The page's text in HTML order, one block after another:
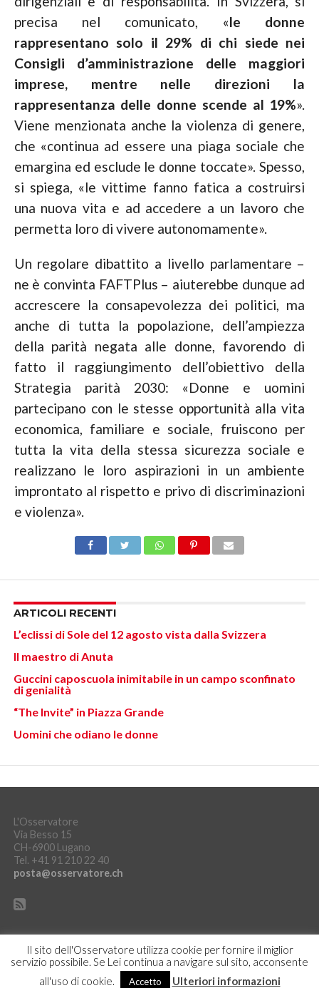
precisa nel comunicato, «le donne
rappresentano solo il 29% di chi siede nei
Consigli d’amministrazione delle maggiori
imprese, mentre nelle direzioni la
rappresentanza delle donne scende al 19%».
Viene menzionata anche la violenza di genere,
che «continua ad essere una piaga sociale che
emargina ed esclude le donne toccate». Spesso,
si spiega, «le vittime fanno fatica a costruirsi
una nuova vita e ad accedere a un lavoro che
permetta loro di vivere autonomamente».
Un regolare dibattito a livello parlamentare –
ne è convinta FAFTPlus – aiuterebbe dunque ad
accrescere la consapevolezza dei politici, ma
anche di tutta la popolazione, dell’ampiezza
della parità negata alle donne, favorendo di
fatto il raggiungimento dell’obiettivo della
Strategia parità 2030: «Donne e uomini
partecipano con le stesse opportunità alla vita
economica, familiare e sociale, fruiscono per
tutta la vita della stessa sicurezza sociale e
realizzano le loro aspirazioni in un ambiente
improntato al rispetto e privo di discriminazioni
e violenza».
ARTICOLI RECENTI
L’eclissi di Sole del 12 agosto vista dalla Svizzera
Il maestro di Anuta
Guccini caposcuola inimitabile in un campo sconfinato
di genialità
“The Invite” in Piazza Grande
Uomini che odiano le donne
L'Osservatore
Via Besso 15
CH-6900 Lugano
Tel. +41 91 210 22 40
posta@osservatore.ch
DICHIARAZIONE SULLA PROTEZIONE DEI DATI ACCEDI
Il sito dell'Osservatore utilizza cookie per fornire il miglior
servizio possibile. Se Lei continua a navigare sul sito, acconsente
all'uso di cookie.
Accetto Ulteriori informazioni